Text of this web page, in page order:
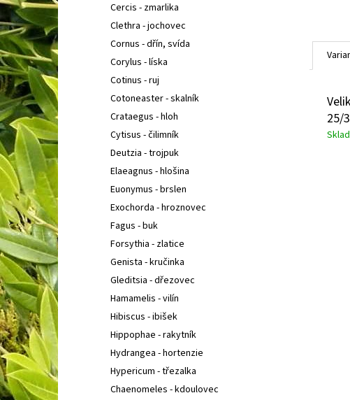
Cercis - zmarlika
Clethra - jochovec
Cornus - dřín, svída
Corylus - líska
Cotinus - ruj
Cotoneaster - skalník
Crataegus - hloh
Cytisus - čilimník
Deutzia - trojpuk
Elaeagnus - hlošina
Euonymus - brslen
Exochorda - hroznovec
Fagus - buk
Forsythia - zlatice
Genista - kručinka
Gleditsia - dřezovec
Hamamelis - vilín
Hibiscus - ibišek
Hippophae - rakytník
Hydrangea - hortenzie
Hypericum - třezalka
Chaenomeles - kdoulovec
25/